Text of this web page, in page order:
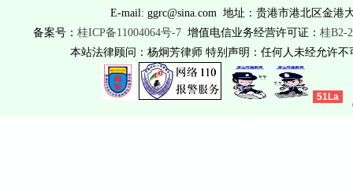
E-mail: ggrc@sina.com 地址：贵港市港北区金港
备案号： 桂ICP备11004064号-7增值电信业务经营许可证： 桂B2-
本站法律顾问：杨炯芳律师 特别声明：任何人未经允许
51La